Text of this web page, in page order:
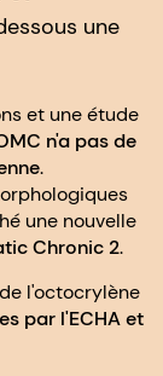
une
et une étude
n'a pas de
.
une nouvelle
Chronic 2.
l'octocrylène
par l'ECHA et